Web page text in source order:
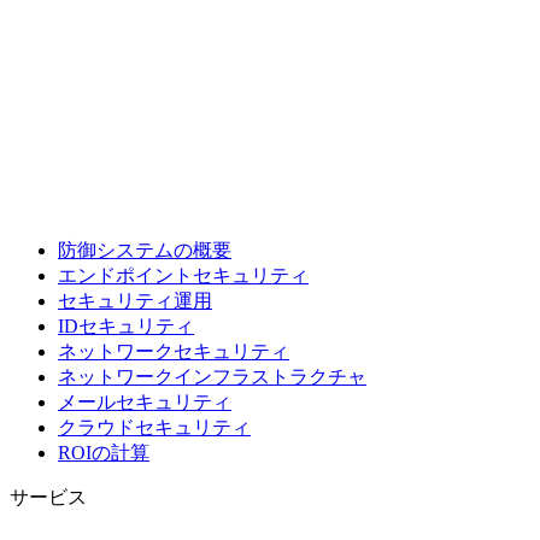
防御システムの概要
エンドポイントセキュリティ
セキュリティ運用
IDセキュリティ
ネットワークセキュリティ
ネットワークインフラストラクチャ
メールセキュリティ
クラウドセキュリティ
ROIの計算
サービス